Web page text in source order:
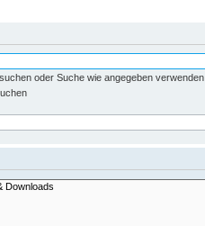
oder Suche wie angegeben verwenden